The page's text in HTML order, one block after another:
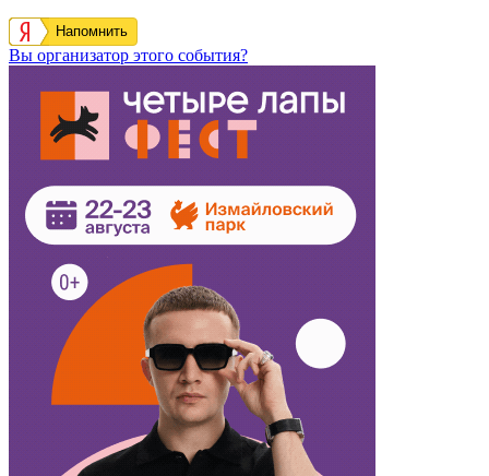
Напомнить
Вы организатор этого события?